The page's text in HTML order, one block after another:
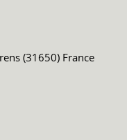
(31650) France